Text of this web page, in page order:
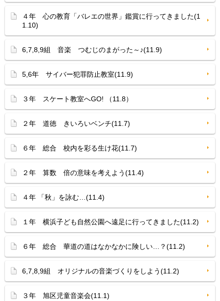
４年 心の教育「バレエの世界」鑑賞に行ってきました(1
1.10)
6,7,8,9組 音楽 つむじのまがった～♪(11.9)
5,6年 サイバー犯罪防止教室(11.9)
３年 スケート教室へGO! （11.8）
２年 道徳 きいろいベンチ(11.7)
６年 総合 校内を彩る生け花(11.7)
２年 算数 倍の意味を考えよう(11.4)
４年 「秋」を詠む…(11.4)
１年 横浜子ども自然公園へ遠足に行ってきました(11.2)
６年 総合 華道の道はなかなかに険しい…？(11.2)
6,7,8,9組 オリジナルの音楽づくりをしよう(11.2)
３年 旭区児童音楽会(11.1)